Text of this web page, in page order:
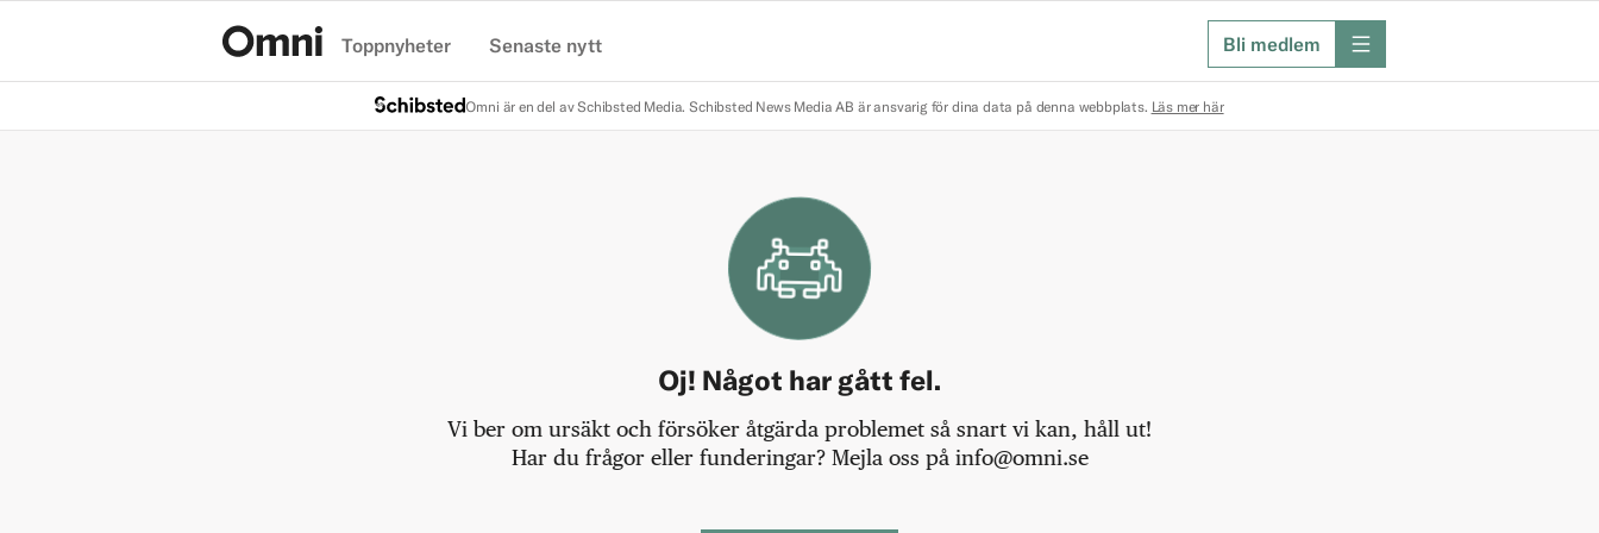
Toppnyheter Senaste nytt Bli medlem meny
Omni är en del av Schibsted Media. Schibsted News Media AB är ansvarig för dina data på denna webbplats. Läs mer här
Oj! Något har gått fel.
Vi ber om ursäkt och försöker åtgärda problemet så snart vi kan, håll ut!
Har du frågor eller funderingar? Mejla oss på info@omni.se